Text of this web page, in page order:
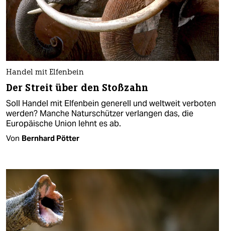
Handel mit Elfenbein
Der Streit über den Stoßzahn
Soll Handel mit Elfenbein generell und weltweit verboten
werden? Manche Naturschützer verlangen das, die
Europäische Union lehnt es ab.
Von Bernhard Pötter